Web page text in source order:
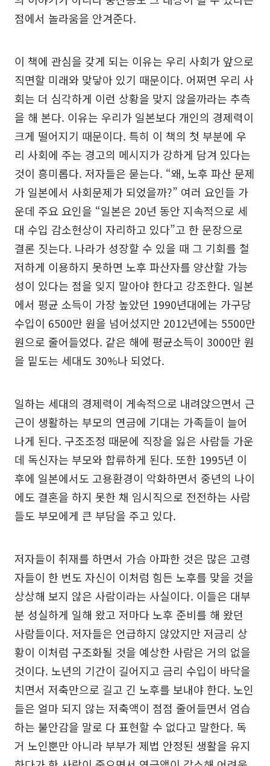
점에서 놀라움을 안겨준다.
이 책에 관심을 갖게 되는 이유는 우리 사회가 앞으로
직면할 미래와 맞닿아 있기 때문이다. 어쩌면 우리 사
회는 더 심각하게 이런 상황을 맞지 않을까라는 추측
을 해 본다. 이유는 우리가 일본보다 개인의 경제력이
크게 떨어지기 때문이다. 특히 이 책의 첫 부분에 우
리 사회에 주는 경고의 메시지가 강하게 담겨 있다는
것이 흥미롭다. 저자들은 묻는다. “왜, 노후 파산 문제
가 일본에서 사회문제가 되었을까?” 여러 요인들 가
운데 주요 요인을 “일본은 20년 동안 지속적으로 세
대 수입 감소현상이 자리하고 있다”고 한 문장으로
결론 짓는다. 나라가 성장할 수 있을 때 그 기회를 철
저하게 이용하지 못하면 노후 파산자를 양산할 가능
성이 있다는 점을 잊지 말아야 한다고 강조한다. 일본
에서 평균 소득이 가장 높았던 1990년대에는 가구당
수입이 6500만 원을 넘어섰지만 2012년에는 5500만
원으로 줄어들었다. 같은 해에 평균소득이 3000만 원
을 밑도는 세대도 30%나 되었다.
일하는 세대의 경제력이 게속적으로 내려앉으면서 근
근이 생활하는 부모의 연금에 기대는 가족들이 늘어
나게 된다. 구조조정 때문에 직장을 잃은 사람들 가운
데 독신자는 부모와 합류하게 된다. 또한 1995년 이
후에 일본에서도 고용환경이 악화하면서 중년의 나이
에도 결혼을 하지 못한 채 임시직으로 전전하는 사람
들도 부모에게 큰 부담을 주고 있다.
저자들이 취재를 하면서 가슴 아파한 것은 많은 고령
자들이 한 번도 자신이 이처럼 힘든 노후를 맞을 것을
상상해 보지 않은 사람이라는 사실이다. 이들은 대부
분 성실하게 일해 왔고 저마다 노후 준비를 해 왔던
사람들이다. 저자들은 언급하지 않았지만 저금리 상
황이 이처럼 구조화될 것을 예상한 사람은 거의 없을
것이다. 노년의 기간이 길어지고 금리 수입이 바닥을
치면서 저축만으로 길고 긴 노후를 보내야 한다. 노인
들은 얼마 되지 않는 저축액이 점점 줄어들면서 엄습
하는 불안감을 말로 다 표현할 수 없다고 말한다. 독
거 노인뿐만 아니라 부부가 제법 안정된 생활을 유지